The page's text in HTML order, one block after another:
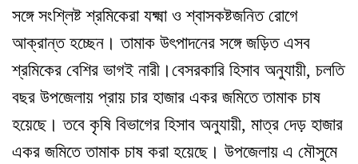
সঙ্গে সংশ্লিষ্ট শ্রমিকেরা যক্ষ্মা ও শ্বাসকষ্টজনিত রোগে
আক্রান্ত হচ্ছেন। তামাক উৎপাদনের সঙ্গে জড়িত এসব
শ্রমিকের বেশির ভাগই নারী। বেসরকারি হিসাব অনুযায়ী, চলতি
বছর উপজেলায় প্রায় চার হাজার একর জমিতে তামাক চাষ
হয়েছে। তবে কৃষি বিভাগের হিসাব অনুযায়ী, মাত্র দেড় হাজার
একর জমিতে তামাক চাষ করা হয়েছে। উপজেলায় এ মৌসুমে